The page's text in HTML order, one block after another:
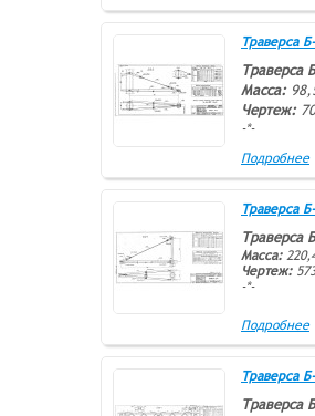
Траверса
Траверса
Масса:
Чертеж:
-*-
Подробнее
Траверса
Траверса
Масса:
Чертеж:
-*-
Подробнее
Траверса
Траверса